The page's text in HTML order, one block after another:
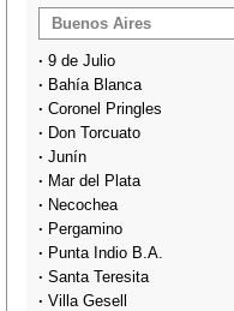
Buenos Aires
· 9 de Julio
· Bahía Blanca
· Coronel Pringles
· Don Torcuato
· Junín
· Mar del Plata
· Necochea
· Pergamino
· Punta Indio B.A.
· Santa Teresita
· Villa Gesell